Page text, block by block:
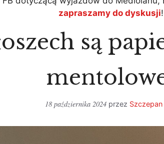
zapraszamy do dyskusji!
są
18 października 2024 przez Szczepan